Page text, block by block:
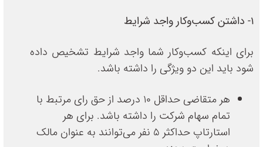
1- داشتن کسب‌وکار واجد شرایط
برای اینکه کسب‌وکار شما واجد شرایط تشخیص داده
شود باید این دو ویژگی را داشته باشد.
هر متقاضی حداقل 10 درصد از حق رای مرتبط با
تمام سهام شرکت را داشته باشد. برای هر
استارتاپ حداکثر 5 نفر می‌توانند به عنوان مالک